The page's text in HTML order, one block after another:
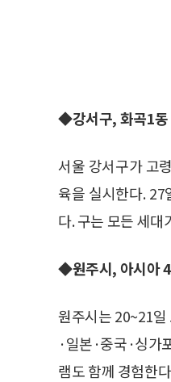
◆강서구, 화곡1동
서울 강서구가 고
육을 실시한다.
다. 구는 모든 세
◆원주시, 아시아 4
원주시는 20~21일
·일본·중국·싱가
램도 함께 경험한